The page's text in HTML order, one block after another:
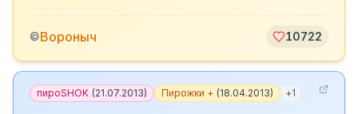
©Вороныч 10722
пироSHOK (21.07.2013) Пирожки + (18.04.2013) +1